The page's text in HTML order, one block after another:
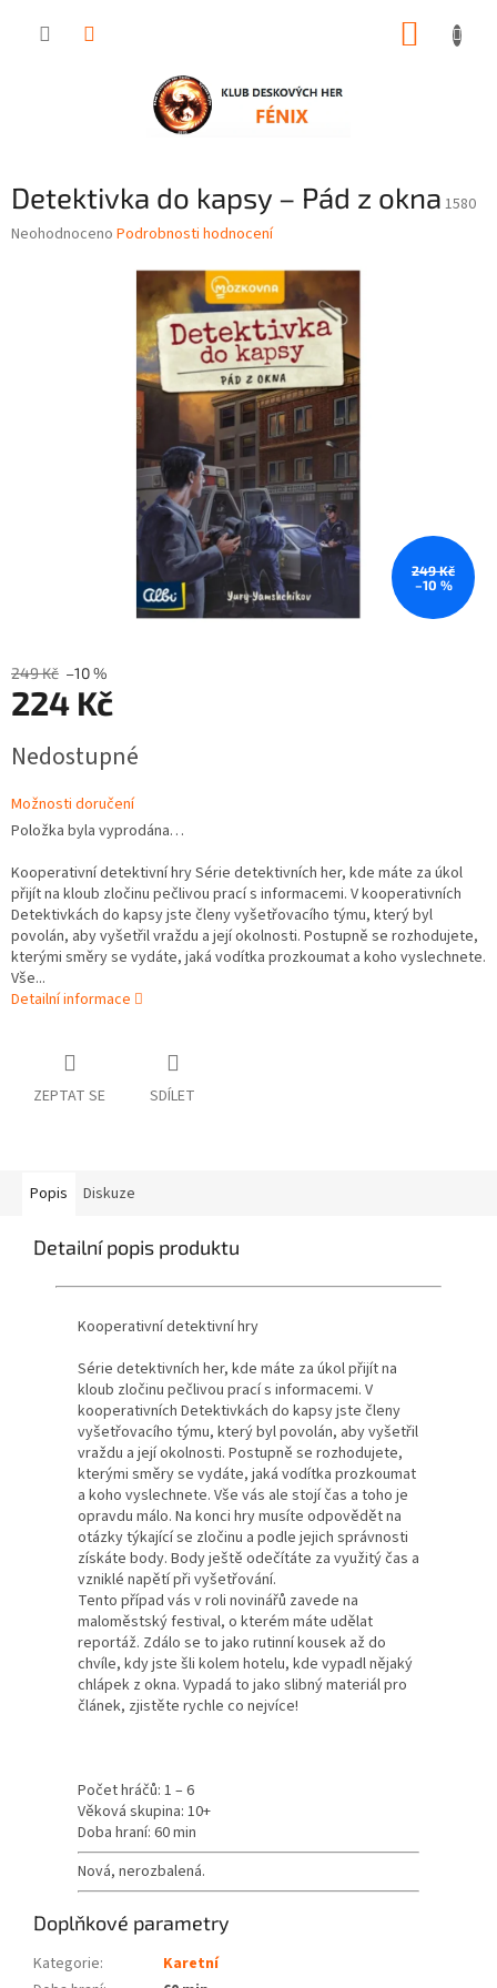
Detektivka do kapsy – Pád z okna 1580
Průměrné
Neohodnoceno Podrobnosti hodnocení
249 Kč
–10 %
249 Kč –10 %
224 Kč
cena:
Nedostupné
Možnosti doručení
Položka byla vyprodána…
Kooperativní detektivní hry Série detektivních her, kde máte za úkol
přijít na kloub zločinu pečlivou prací s informacemi. V kooperativních
Detektivkách do kapsy jste členy vyšetřovacího týmu, který byl
povolán, aby vyšetřil vraždu a její okolnosti. Postupně se rozhodujete,
kterými směry se vydáte, jaká vodítka prozkoumat a koho vyslechnete.
Vše...
Detailní informace
ZEPTAT SE SDÍLET
Popis Diskuze
Detailní popis produktu
Kooperativní detektivní hry
Série detektivních her, kde máte za úkol přijít na
kloub zločinu pečlivou prací s informacemi. V
kooperativních Detektivkách do kapsy jste členy
vyšetřovacího týmu, který byl povolán, aby vyšetřil
vraždu a její okolnosti. Postupně se rozhodujete,
kterými směry se vydáte, jaká vodítka prozkoumat
a koho vyslechnete. Vše vás ale stojí čas a toho je
opravdu málo. Na konci hry musíte odpovědět na
otázky týkající se zločinu a podle jejich správnosti
získáte body. Body ještě odečítáte za využitý čas a
vzniklé napětí při vyšetřování.
Tento případ vás v roli novinářů zavede na
maloměstský festival, o kterém máte udělat
reportáž. Zdálo se to jako rutinní kousek až do
chvíle, kdy jste šli kolem hotelu, kde vypadl nějaký
chlápek z okna. Vypadá to jako slibný materiál pro
článek, zjistěte rychle co nejvíce!
Počet hráčů: 1 – 6
Věková skupina: 10+
Doba hraní: 60 min
Nová, nerozbalená.
Doplňkové parametry
Kategorie:
Karetní